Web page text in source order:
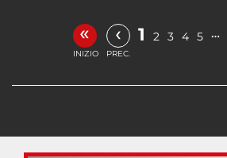
«
INIZIO
‹
PREC.
1 2 3 4 5 …